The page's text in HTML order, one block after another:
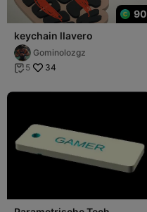
90
keychain llavero
Gominolozgz
 5 34